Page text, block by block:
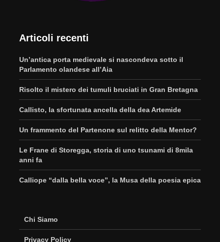
Articoli recenti
Un’antica porta medievale si nascondeva sotto il
Parlamento olandese all’Aia
Risolto il mistero dei tumuli bruciati in Gran Bretagna
Callisto, la sfortunata ancella della dea Artemide
Un frammento del Partenone sul relitto della Mentor?
Le Frane di Storegga, storia di uno tsunami di 8mila
anni fa
Calliope “dalla bella voce”, la Musa della poesia epica
Chi Siamo
Privacy Policy